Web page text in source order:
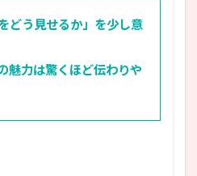
どう見せるか」を少し意
魅力は驚くほど伝わりや